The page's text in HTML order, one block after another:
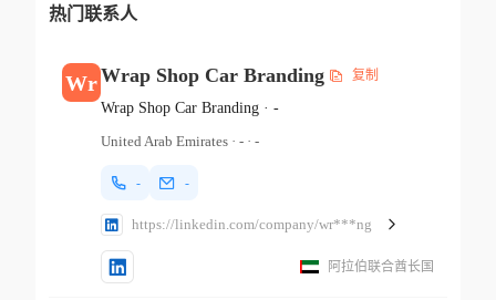
热门联系人
WrWrap Shop Car Branding 复制
Wrap Shop Car Branding· -
United Arab Emirates· -· -
- -
https://linkedin.com/company/wr***ng
阿拉伯联合酋长国